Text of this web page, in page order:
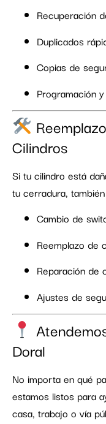
Recuperación
Duplicados
Copias de
Programación
Cilindros
Si tu cilindro está
tu cerradura,
Cambio de
Reemplazo de
Reparación de
Ajustes de
Doral
No importa en qué
estamos listos para
casa, trabajo o vía